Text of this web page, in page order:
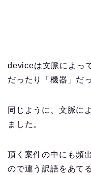
deviceは文脈によっ
だったり「機器」だ
同じように、文脈に
ました。
頂く案件の中にも頻
ので違う訳語をあて